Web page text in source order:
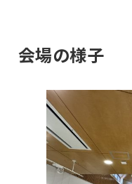
会場の様子